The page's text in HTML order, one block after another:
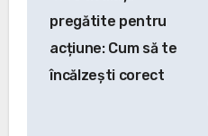
în
articole
pregătite pentru
acțiune: Cum să te
încălzești corect